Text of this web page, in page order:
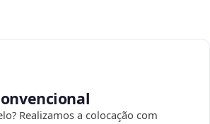
Realizamos a colocação com